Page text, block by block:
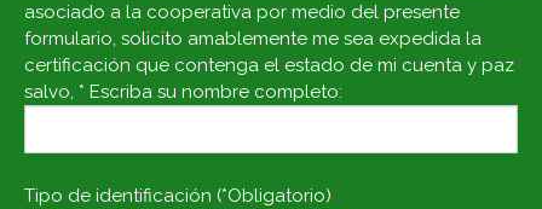
asociado a la cooperativa por medio del presente
formulario, solicito amablemente me sea expedida la
certificación que contenga el estado de mi cuenta y paz
salvo, * Escriba su nombre completo:
Tipo de identificación (*Obligatorio)